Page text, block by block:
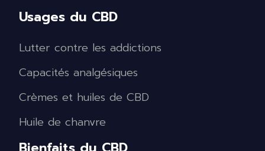
Usages du CBD
Lutter contre les addictions
Capacités analgésiques
Crèmes et huiles de CBD
Huile de chanvre